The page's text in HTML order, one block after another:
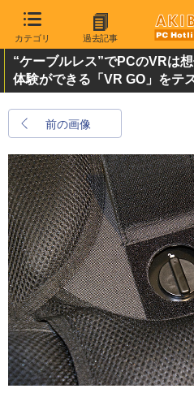
カテゴリ 過去記事
“ケーブルレス”でPCのVRは
体験ができる「VR GO」をテ
前の画像